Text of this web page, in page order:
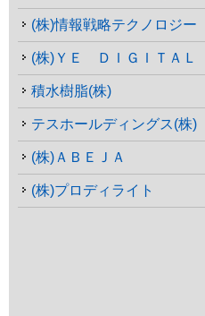
(株)情報戦略テクノロジー
(株)ＹＥ ＤＩＧＩＴＡＬ
積水樹脂(株)
テスホールディングス(株)
(株)ＡＢＥＪＡ
(株)プロディライト